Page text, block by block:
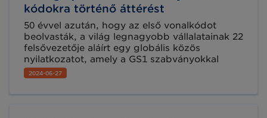
kódokra történő áttérést
50 évvel azután, hogy az első vonalkódot
beolvasták, a világ legnagyobb vállalatainak 22
felsővezetője aláírt egy globális közös
nyilatkozatot, amely a GS1 szabványokkal
ellátott QR-kódokra való áttérést szorgalmazza
a fogyasztói élmény forradalmasítása
2024-06-27